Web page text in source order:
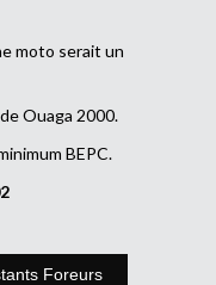
moto serait un
Ouaga 2000.
BEPC.
Foreurs